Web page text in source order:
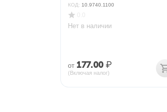
КОД: 10.9740.1100
Нет в наличии
от 177.00₽
(Включая налог)